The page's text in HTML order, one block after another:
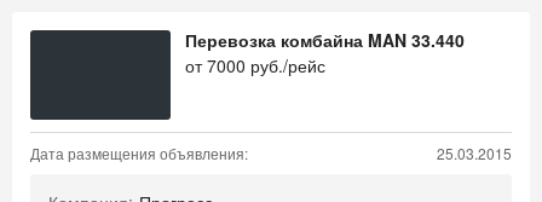
Перевозка комбайна MAN 33.440
от7000 руб./рейс
Дата размещения объявления: 25.03.2015